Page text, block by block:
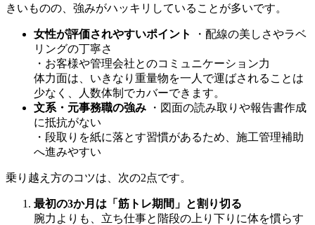
きいものの、強みがハッキリしていることが多いです。
女性が評価されやすいポイント
・配線の美しさやラベ
リングの丁寧さ
・お客様や管理会社とのコミュニケーション力
体力面は、いきなり重量物を一人で運ばされることは
少なく、人数体制でカバーできます。
文系・元事務職の強み ・図面の読み取りや報告書作成
に抵抗がない
・段取りを紙に落とす習慣があるため、施工管理補助
へ進みやすい
乗り越え方のコツは、次の2点です。
最初の3か月は「筋トレ期間」と割り切る
腕力よりも、立ち仕事と階段の上り下りに体を慣らす